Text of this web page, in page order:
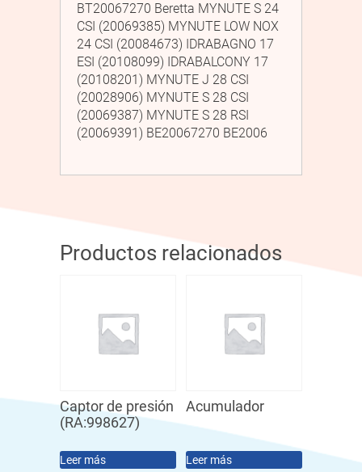
BT20067270 Beretta MYNUTE S 24
CSI (20069385) MYNUTE LOW NOX
24 CSI (20084673) IDRABAGNO 17
ESI (20108099) IDRABALCONY 17
(20108201) MYNUTE J 28 CSI
(20028906) MYNUTE S 28 CSI
(20069387) MYNUTE S 28 RSI
(20069391) BE20067270 BE2006
Productos relacionados
Captor de presión
(RA:998627)
Leer más
Acumulador
Leer más